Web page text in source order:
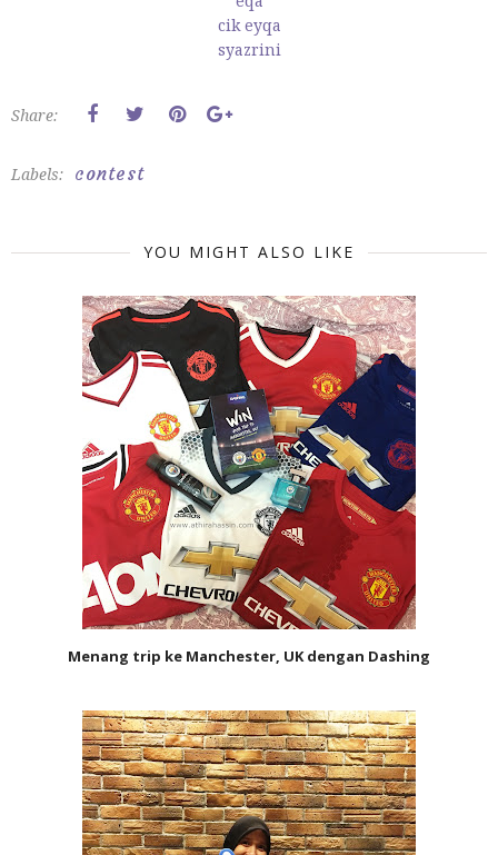
cik eyqa
syazrini
Share:
Labels: contest
YOU MIGHT ALSO LIKE
Menang trip ke Manchester, UK dengan Dashing